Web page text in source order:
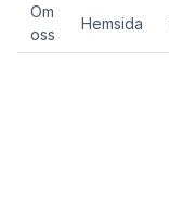
Om
oss
Hemsida